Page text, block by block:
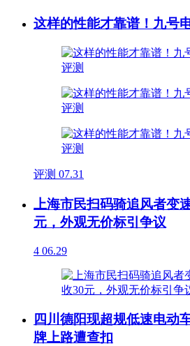
这样的性能才靠谱！九号
评测 07.31
上海市民扫码骑追风者变
元，外观无价标引争议
4 06.29
四川德阳现超规低速电动
牌上路遭查扣